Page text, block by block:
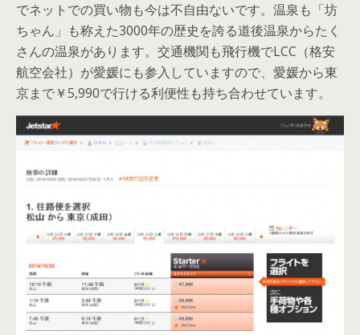
でネットでの買い物も今は不自由ないです。温泉も「坊
ちゃん」も称えた3000年の歴史を誇る道後温泉からたく
さんの温泉があります。交通機関も飛行機でLCC（格安
航空会社）が愛媛にも参入していますので、愛媛から東
京まで￥5,990で行ける利便性も持ち合わせています。